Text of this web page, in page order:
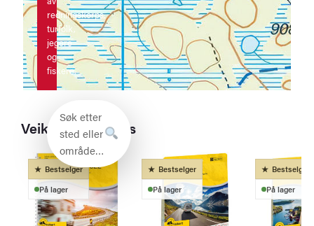
Søk etter
sted eller
område…
redningskorps,
turfolk,
jegere
og
fiskere.
Veikart og bilatlas
Bestselger
På lager
Bestselger
På lager
Bestselger
På lager